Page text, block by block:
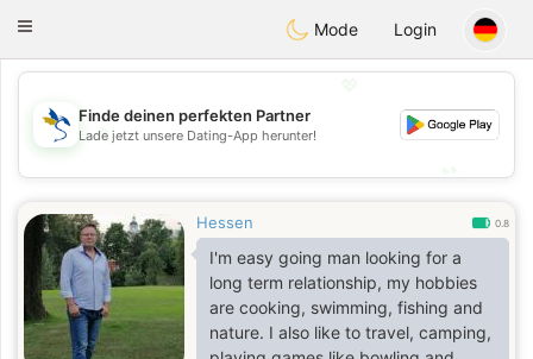
SvenskaDating
Toggle
Mode Login
💖
💕
Finde deinen perfekten Partner
Lade jetzt unsere Dating-App herunter!
Hessen 0.8
I'm easy going man looking for a
long term relationship, my hobbies
are cooking, swimming, fishing and
nature. I also like to travel, camping,